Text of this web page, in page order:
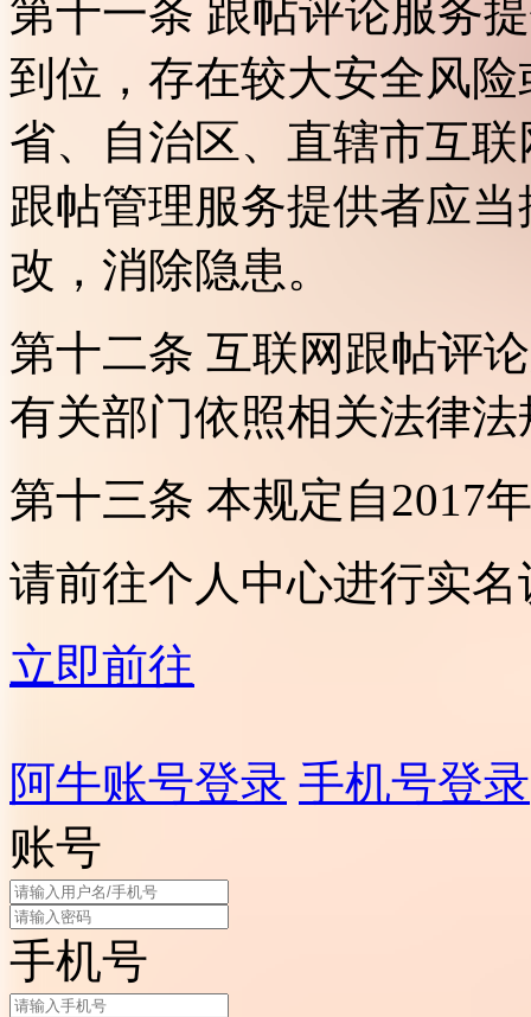
第十一条 跟帖评论服务
到位，存在较大安全风
省、自治区、直辖市互
跟帖管理服务提供者应
改，消除隐患。
第十二条 互联网跟帖评
有关部门依照相关法律
第十三条 本规定自2017
请前往个人中心进行实名
立即前往
阿牛账号登录 手机号登录
账号
手机号